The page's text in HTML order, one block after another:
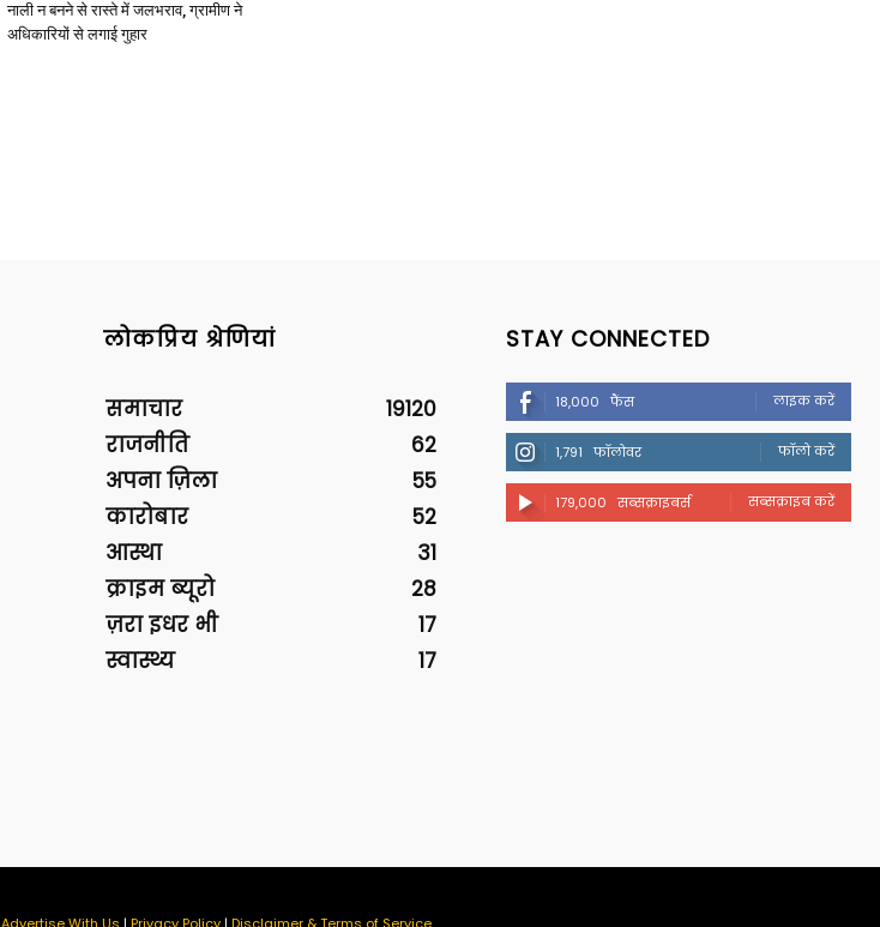
नाली न बनने से रास्ते में जलभराव, ग्रामीण ने
अधिकारियों से लगाई गुहार
लोकप्रिय श्रेणियां
समाचार
19120
राजनीति
62
अपना ज़िला
55
कारोबार
52
आस्था
31
क्राइम ब्यूरो
28
ज़रा इधर भी
17
स्वास्थ्य
17
STAY CONNECTED
18,000 फैंस लाइक करें
1,791 फॉलोवर फॉलो करें
179,000 सब्सक्राइबर्स सब्सक्राइब करें